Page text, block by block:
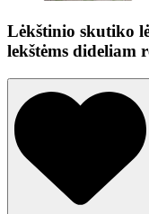
Lėkštinio skutiko
lekštėms dideliam